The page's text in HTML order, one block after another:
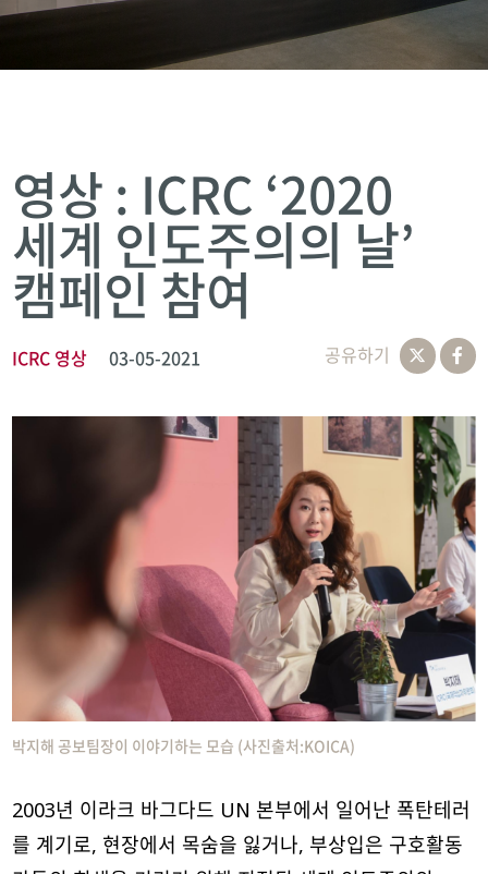
영상 : ICRC ‘2020
세계 인도주의의 날’
캠페인 참여
ICRC 영상 03-05-2021 공유하기
박지해 공보팀장이 이야기하는 모습 (사진출처:KOICA)
2003년 이라크 바그다드 UN 본부에서 일어난 폭탄테러
를 계기로, 현장에서 목숨을 잃거나, 부상입은 구호활동